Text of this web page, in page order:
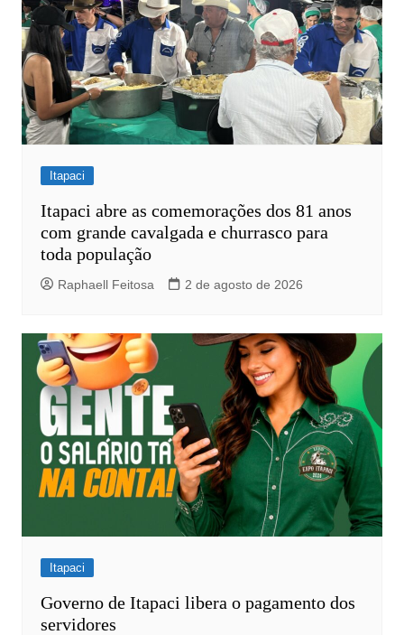
Itapaci
Itapaci abre as comemorações dos 81 anos
com grande cavalgada e churrasco para
toda população
Raphaell Feitosa 2 de agosto de 2026
Itapaci
Governo de Itapaci libera o pagamento dos
servidores